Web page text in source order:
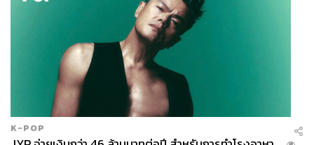
อาคารทรงลูกบาศก์ หรือสี่เหลี่ยมนี้มีที่มาจากหลุมขุดค้นทาง
โบราณคดี ซึ่งนักโบราณคดีมักใช้เป็นรูปแบบหลุมมาตรฐาน
เพื่อการขุดค้นทางโบราณคดี ทั้งนี้ มาจากความคิดเชิง
ปริมาณและวิธีการบันทึกข้อมูล เช่น หากต้องการทราบว่าใน
แต่ละช่วงเวลามีคนหนาแน่นมากน้อยแค่ไหน ก็สามารถ
เปรียบเทียบจำนวนของภาชนะดินเผาในแต่ละชั้นดินได้ง่าย
K-POP